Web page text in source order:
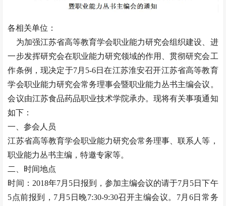
各相关单位：
为加强江苏省高等教育学会职业能力研究会组织建设、进
一步发挥研究会在职业能力研究领域的作用、贯彻研究会工
作条例，现决定于7月5-6日在江苏淮安召开江苏省高等教育
学会职业能力研究会常务理事会暨职业能力丛书主编会议。
会议由江苏食品药品职业技术学院承办。现将有关事项通知
如下：
一、参会人员
江苏省高等教育学会职业能力研究会常务理事、联系人等，
职业能力丛书主编，特邀专家等。
二、时间地点
时间：2018年7月5日报到，参加主编会议的请于7月5日下午
5点前报到，7月5日晚7:30-9:30召开主编会议。7月6日常务